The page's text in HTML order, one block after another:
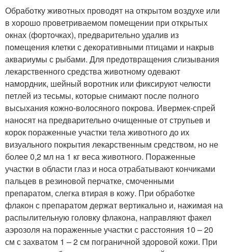
Обработку животных проводят на открытом воздухе или
в хорошо проветриваемом помещении при открытых
окнах (форточках), предварительно удалив из
помещения клетки с декоративными птицами и накрыв
аквариумы с рыбами. Для предотвращения слизывания
лекарственного средства животному одевают
намордник, шейный воротник или фиксируют челюсти
петлей из тесьмы, которые снимают после полного
высыхания кожно-волосяного покрова. Ивермек-спрей
наносят на предварительно очищенные от струпьев и
корок пораженные участки тела животного до их
визуального покрытия лекарственным средством, но не
более 0,2 мл на 1 кг веса животного. Пораженные
участки в области глаз и носа отрабатывают кончиками
пальцев в резиновой перчатке, смоченными
препаратом, слегка втирая в кожу. При обработке
флакон с препаратом держат вертикально и, нажимая на
распылительную головку флакона, направляют факел
аэрозоля на пораженные участки с расстояния 10 – 20
см с захватом 1 – 2 см пограничной здоровой кожи. При